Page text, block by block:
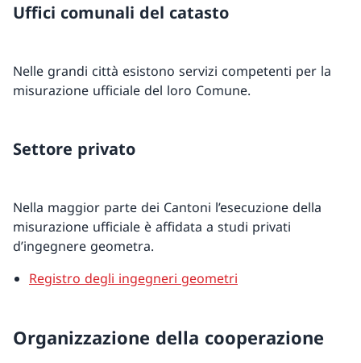
Uffici comunali del catasto
Nelle grandi città esistono servizi competenti per la
misurazione ufficiale del loro Comune.
Settore privato
Nella maggior parte dei Cantoni l’esecuzione della
misurazione ufficiale è affidata a studi privati
d’ingegnere geometra.
Registro degli ingegneri geometri
Organizzazione della cooperazione